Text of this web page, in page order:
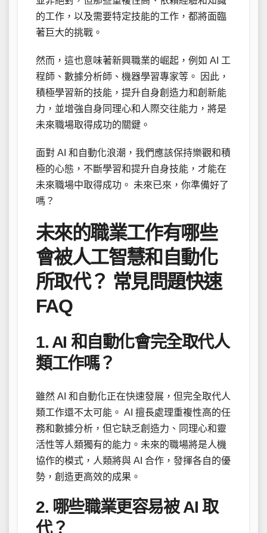
的工作，以及需要特定技能的工作，都將面臨
著巨大的挑戰。
然而，這也意味著新興職業的崛起，例如 AI 工
程師、數據分析師、機器學習專家等。 因此，
積極學習新的技能，提升自身創造力和創新能
力，並增強自身同理心和人際交往能力，將是
未來職場取得成功的關鍵。
面對 AI 和自動化浪潮，我們應該保持樂觀和積
極的心態，不斷學習和提升自身技能，才能在
未來職場中取得成功。 未來已來，你準備好了
嗎？
未來的職業工作有哪些
會被人工智慧和自動化
所取代？ 常見問題快速
FAQ
1. AI 和自動化會完全取代人
類工作嗎？
雖然 AI 和自動化正在快速發展，但完全取代人
類工作還不太可能。 AI 擅長處理重複性高的任
務和數據分析，但它缺乏創造力、同理心和靈
活性等人類獨有的能力。未來的職場將是人機
協作的模式，人類將與 AI 合作，發揮各自的優
勢，創造更高效的成果。
2. 哪些職業更容易被 AI 取
代？